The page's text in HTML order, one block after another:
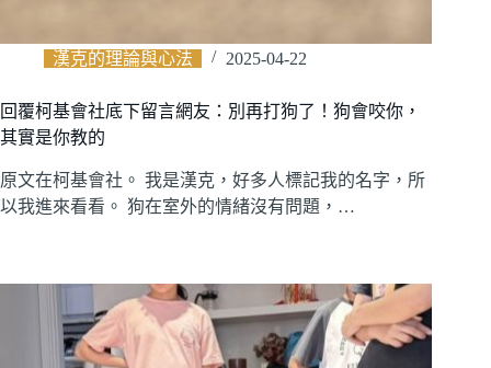
漢克的理論與心法 2025-04-22
回覆柯基會社底下留言網友：別再打狗了！狗會咬你，
其實是你教的
原文在柯基會社。 我是漢克，好多人標記我的名字，所
以我進來看看。 狗在室外的情緒沒有問題，…